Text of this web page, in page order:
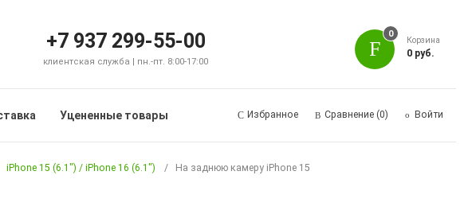
+7 937 299-55-00
клиентская служба | пн.-пт. 8:00-17:00
0
Корзина
0 руб.
Уцененные товары Избранное Сравнение (0) Войти
iPhone 15 (6.1") / iPhone 16 (6.1") На заднюю камеру iPhone 15